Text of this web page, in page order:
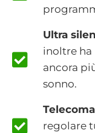
Ultra
inoltre ha
ancora
sonno.
regolare